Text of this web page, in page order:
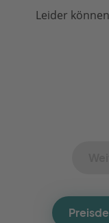
Leider